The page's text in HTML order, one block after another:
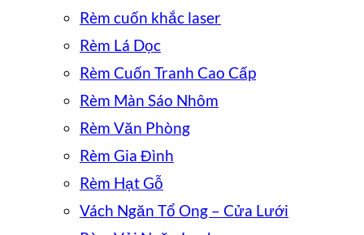
Rèm cuốn khắc laser
Rèm Lá Dọc
Rèm Cuốn Tranh Cao Cấp
Rèm Màn Sáo Nhôm
Rèm Văn Phòng
Rèm Gia Đình
Rèm Hạt Gỗ
Vách Ngăn Tổ Ong – Cửa Lưới